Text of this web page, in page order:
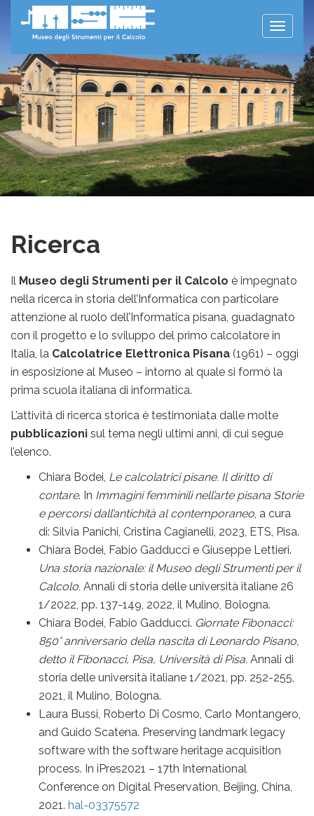
Toggle
Ricerca
Il Museo degli Strumenti per il Calcolo è impegnato
nella ricerca in storia dell’Informatica con particolare
attenzione al ruolo dell’Informatica pisana, guadagnato
con il progetto e lo sviluppo del primo calcolatore in
Italia, la Calcolatrice Elettronica Pisana (1961) – oggi
in esposizione al Museo – intorno al quale si formò la
prima scuola italiana di informatica.
L’attività di ricerca storica è testimoniata dalle molte
pubblicazioni sul tema negli ultimi anni, di cui segue
l’elenco.
Chiara Bodei, Le calcolatrici pisane. Il diritto di
contare. In Immagini femminili nell’arte pisana Storie
e percorsi dall’antichità al contemporaneo, a cura
di: Silvia Panichi, Cristina Cagianelli, 2023, ETS, Pisa.
Chiara Bodei, Fabio Gadducci e Giuseppe Lettieri.
Una storia nazionale: il Museo degli Strumenti per il
Calcolo. Annali di storia delle università italiane 26
1/2022, pp. 137-149, 2022, il Mulino, Bologna.
Chiara Bodei, Fabio Gadducci. Giornate Fibonacci:
850° anniversario della nascita di Leonardo Pisano,
detto il Fibonacci, Pisa, Università di Pisa. Annali di
storia delle università italiane 1/2021, pp. 252-255,
2021, il Mulino, Bologna.
Laura Bussi, Roberto Di Cosmo, Carlo Montangero,
and Guido Scatena. Preserving landmark legacy
software with the software heritage acquisition
process. In iPres2021 – 17th International
Conference on Digital Preservation, Beijing, China,
2021. hal-03375572